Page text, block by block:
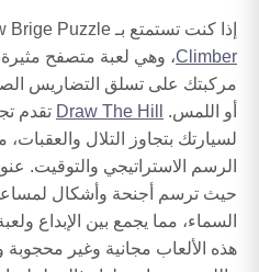
إذا كنت تستمتع بـ Draw Brige Puzzle، تحقق من
Climber، وهي لعبة متصفح
مركبتك على تسلق التضاريس
أو اللمس.
Draw The Hill تقدم
لسيارتك بتجاوز التلال والعقبات،
الرسم الاستراتيجي والتوقيت.
حيث ترسم أجنحة وأشكال
السماء، مما يجمع بين الإبداع
هذه الألعاب مجانية وغير محجوبة